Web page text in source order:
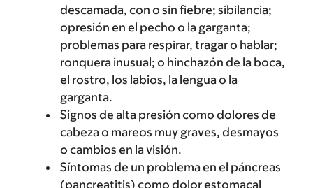
descamada, con o sin fiebre; sibilancia;
opresión en el pecho o la garganta;
problemas para respirar, tragar o hablar;
ronquera inusual; o hinchazón de la boca,
el rostro, los labios, la lengua o la
garganta.
Signos de alta presión como dolores de
cabeza o mareos muy graves, desmayos
o cambios en la visión.
Síntomas de un problema en el páncreas
(pancreatitis) como dolor estomacal